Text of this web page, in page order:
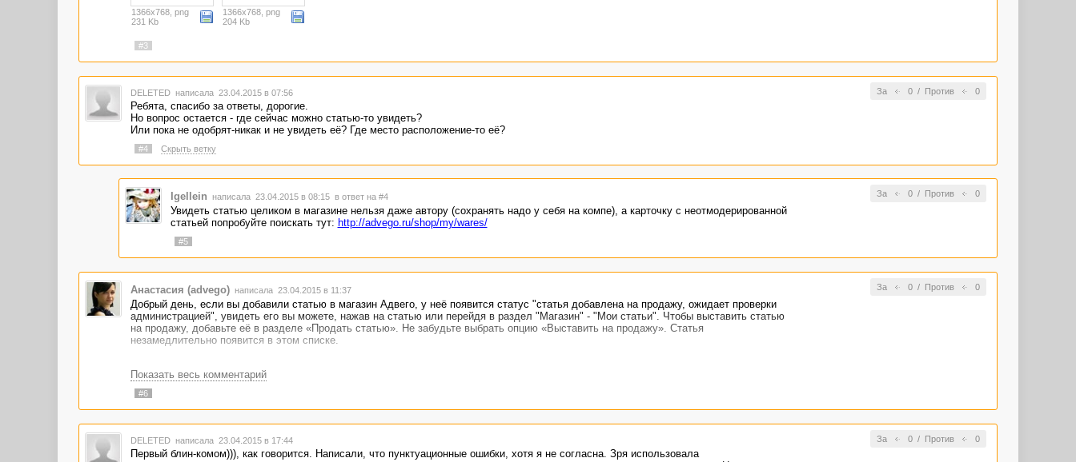
1366x768, png
231 Kb
1366x768, png
204 Kb
#3
За 0/ Против 0
DELETED написала 23.04.2015 в 07:56
Ребята, спасибо за ответы, дорогие.
Но вопрос остается - где сейчас можно статью-то увидеть?
Или пока не одобрят-никак и не увидеть её? Где место расположение-то её?
#4 Скрыть ветку
За 0/ Против 0
Igellein написала 23.04.2015 в 08:15 в ответ на #4
Увидеть статью целиком в магазине нельзя даже автору (сохранять надо у себя на компе), а карточку с неотмодерированной
статьей попробуйте поискать тут: http://advego.ru/shop/my/wares/
#5
За 0/ Против 0
Анастасия (advego) написала 23.04.2015 в 11:37
Добрый день, если вы добавили статью в магазин Адвего, у неё появится статус "статья добавлена на продажу, ожидает проверки
администрацией", увидеть его вы можете, нажав на статью или перейдя в раздел "Магазин" - "Мои статьи". Чтобы выставить статью
на продажу, добавьте её в разделе «Продать статью». Не забудьте выбрать опцию «Выставить на продажу». Статья
незамедлительно появится в этом списке.
Показать весь комментарий
#6
За 0/ Против 0
DELETED написала 23.04.2015 в 17:44
Первый блин-комом))), как говорится. Написали, что пунктуационные ошибки, хотя я не согласна. Зря использовала